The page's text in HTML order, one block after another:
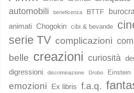
automobili beneficenza BTTF
animati Chogokin cibi & bevande
serie TV complicazioni
belle creazioni curiosità
digressioni
discriminazione Drobo Einstein
emozioni Ex libris f.a.q.